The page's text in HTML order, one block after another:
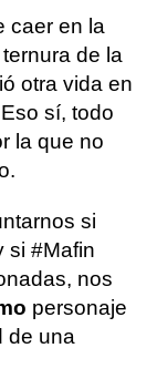
caer en la
de la
otra vida en
sí, todo
la que no
si
si #Mafin
nos
personaje
de una